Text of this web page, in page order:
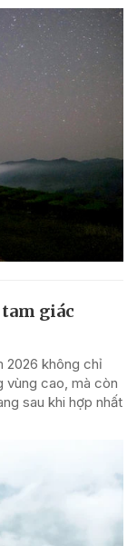
giác
2026 không chỉ
vùng cao, mà còn
sau khi hợp nhất